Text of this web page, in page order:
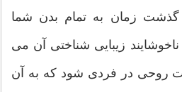
زمان به تمام بدن شما
زیبایی شناختی آن می
روحی در فردی شود که به آن